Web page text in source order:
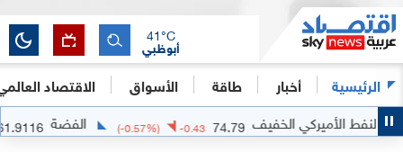
الرئيسية أخبار طاقة الأسواق الاقتصاد
أبوظبي
41°C
الأميركي الخفيف 74.79
-0.43
(-0.57%) الفضة 61.9116
-0.1662